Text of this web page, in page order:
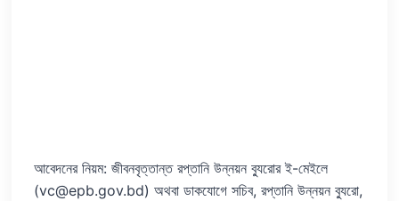
আবেদনের নিয়ম: জীবনবৃত্তান্ত রপ্তানি উন্নয়ন ব্যুরোর ই-মেইলে
(vc@epb.gov.bd) অথবা ডাকযোগে সচিব, রপ্তানি উন্নয়ন ব্যুরো,